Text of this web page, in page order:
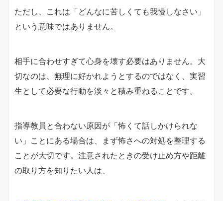
ただし、これは「どんなに苦しくても我慢しなさい」
という意味ではありません。
相手に合わせすぎて心身を壊す必要はありません。大
切なのは、無理に好かれようとするのではなく、実習
生として必要な行動を淡々と積み重ねることです。
指導教員と合わない原因が「怖くて話しかけられな
い」ことにある場合は、まず怖さへの対処を整理する
ことが大切です。注意されたときの受け止め方や距離
の取り方を知りたい人は、